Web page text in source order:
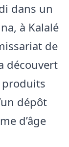
dans un
à Kalalé
de
découvert
dépôt
d’âge